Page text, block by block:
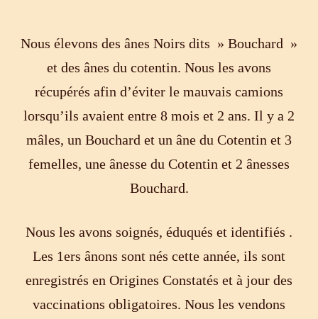
Nous élevons des ânes Noirs dits » Bouchard »
et des ânes du cotentin. Nous les avons
récupérés afin d’éviter le mauvais camions
lorsqu’ils avaient entre 8 mois et 2 ans. Il y a 2
mâles, un Bouchard et un âne du Cotentin et 3
femelles, une ânesse du Cotentin et 2 ânesses
Bouchard.
Nous les avons soignés, éduqués et identifiés .
Les 1ers ânons sont nés cette année, ils sont
enregistrés en Origines Constatés et à jour des
vaccinations obligatoires. Nous les vendons